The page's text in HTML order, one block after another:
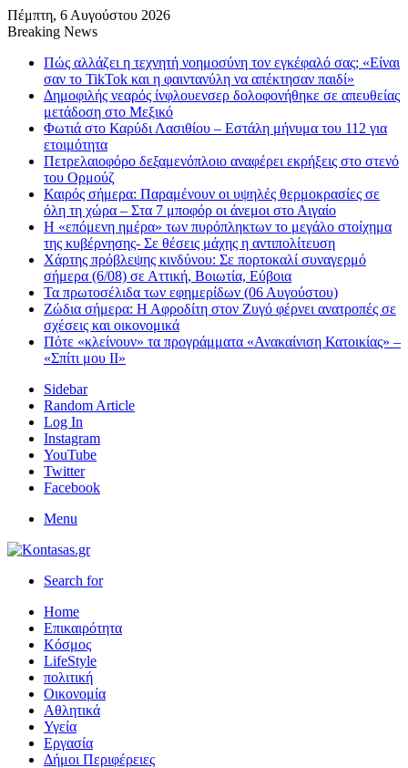
Πέμπτη, 6 Αυγούστου 2026
Breaking News
Πώς αλλάζει η τεχνητή νοημοσύνη τον εγκέφαλό σας; «Είναι
σαν το TikTok και η φαιντανύλη να απέκτησαν παιδί»
Δημοφιλής νεαρός ίνφλουενσερ δολοφονήθηκε σε απευθείας
μετάδοση στο Μεξικό
Φωτιά στο Καρύδι Λασιθίου – Εστάλη μήνυμα του 112 για
ετοιμότητα
Πετρελαιοφόρο δεξαμενόπλοιο αναφέρει εκρήξεις στο στενό
του Ορμούζ
Καιρός σήμερα: Παραμένουν οι υψηλές θερμοκρασίες σε
όλη τη χώρα – Στα 7 μποφόρ οι άνεμοι στο Αιγαίο
Η «επόμενη ημέρα» των πυρόπληκτων το μεγάλο στοίχημα
της κυβέρνησης- Σε θέσεις μάχης η αντιπολίτευση
Χάρτης πρόβλεψης κινδύνου: Σε πορτοκαλί συναγερμό
σήμερα (6/08) σε Αττική, Βοιωτία, Εύβοια
Τα πρωτοσέλιδα των εφημερίδων (06 Αυγούστου)
Ζώδια σήμερα: Η Αφροδίτη στον Ζυγό φέρνει ανατροπές σε
σχέσεις και οικονομικά
Πότε «κλείνουν» τα προγράμματα «Ανακαίνιση Κατοικίας» –
«Σπίτι μου ΙΙ»
Sidebar
Random Article
Log In
Instagram
YouTube
Twitter
Facebook
Menu
Search for
Home
Επικαιρότητα
Κόσμος
LifeStyle
πολιτική
Οικονομία
Αθλητικά
Υγεία
Εργασία
Δήμοι Περιφέρειες